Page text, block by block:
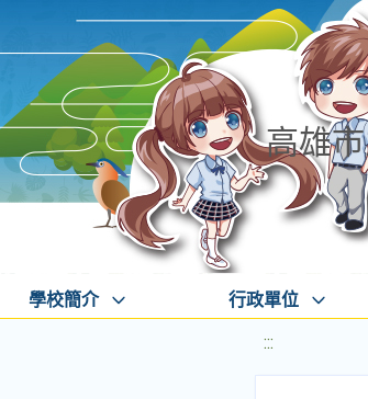
高雄
學校簡介 行政單位
:::